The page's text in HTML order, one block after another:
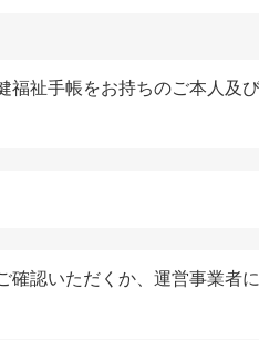
福祉手帳をお持ちのご本人及
確認いただくか、運営事業者